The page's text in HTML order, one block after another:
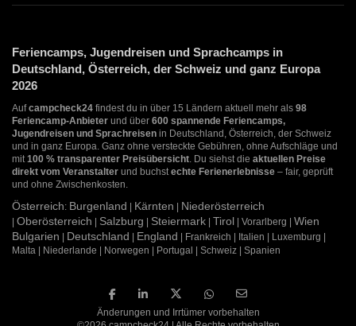
Feriencamps, Jugendreisen und Sprachcamps in
Deutschland, Österreich, der Schweiz und ganz Europa
2026
Aufcampcheck24 findest du in über 15 Ländern aktuell mehr als 98
Feriencamp-Anbieter und über 600 spannende Feriencamps,
Jugendreisen und Sprachreisen in Deutschland, Österreich, der Schweiz
und in ganz Europa. Ganz ohne versteckte Gebühren, ohne Aufschläge und
mit100 % transparenter Preisübersicht. Du siehst die aktuellen Preise
direkt vom Veranstalter und buchstechte Ferienerlebnisse – fair, geprüft
und ohne Zwischenkosten.
Österreich: Burgenland Kärnten Niederösterreich
Oberösterreich Salzburg Steiermark Tirol | Vorarlberg | Wien
Bulgarien
Deutschland England | Frankreich | Italien | Luxemburg |
Malta | Niederlande | Norwegen | Portugal | Schweiz | Spanien
Änderungen und Irrtümer vorbehalten